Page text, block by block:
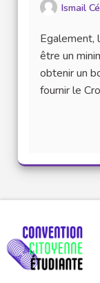
Ismail
Egalement,
être un
obtenir un
fournir le